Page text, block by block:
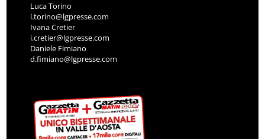
Luca Torino
l.torino@lgpresse.com
Ivana Cretier
i.cretier@lgpresse.com
Daniele Fimiano
d.fimiano@lgpresse.com